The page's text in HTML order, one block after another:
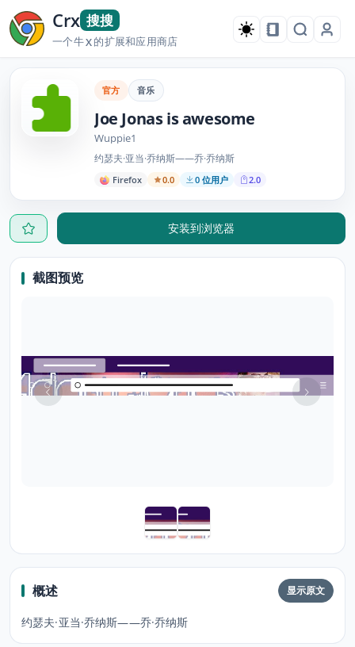
Crx 搜搜
一个牛X的扩展和应用商店
官方 音乐
Joe Jonas is awesome
Wuppie1
约瑟夫·亚当·乔纳斯——乔·乔纳斯
Firefox 0.0 0 位用户 2.0
安装到浏览器
截图预览
概述 显示原文
约瑟夫·亚当·乔纳斯——乔·乔纳斯